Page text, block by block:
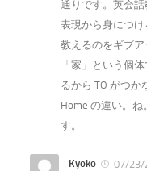
通りです。英会
表現から身につ
教えるのをギブア
「家」という個
るから TO がつか
Home の違い。
す。
Kyoko
07/23/